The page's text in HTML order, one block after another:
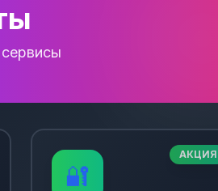
АКЦИЯ
🔐